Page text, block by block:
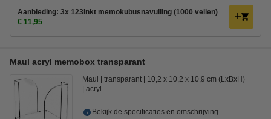
Aanbieding: 3x 123inkt memokubusnavulling (1000 vellen)
€ 11,95
Maul acryl memobox transparant
Maul transparant
10,2 x 10,2 x 10,9 cm (LxBxH)
acryl
Bekijk de specificaties en omschrijving